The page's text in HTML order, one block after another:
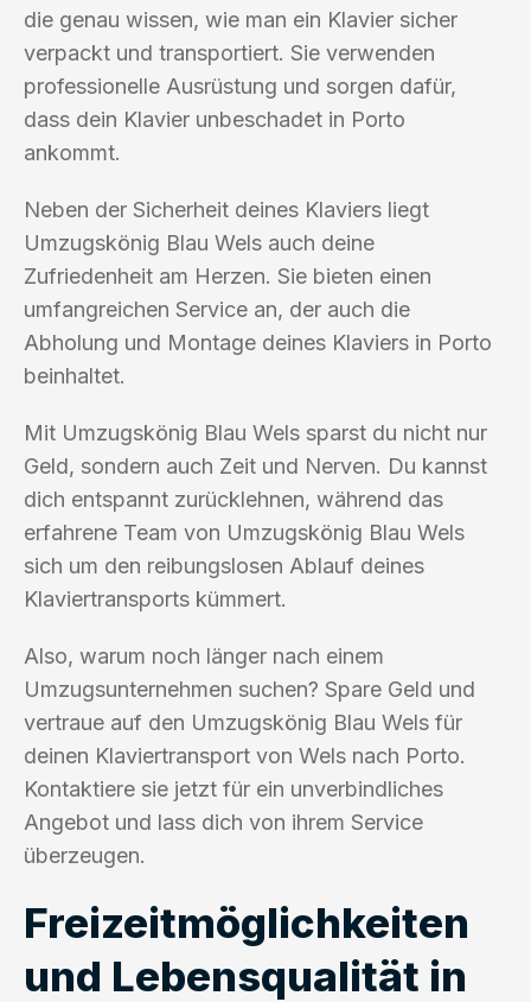
die genau wissen, wie man ein Klavier sicher
verpackt und transportiert. Sie verwenden
professionelle Ausrüstung und sorgen dafür,
dass dein Klavier unbeschadet in Porto
ankommt.
Neben der Sicherheit deines Klaviers liegt
Umzugskönig Blau Wels auch deine
Zufriedenheit am Herzen. Sie bieten einen
umfangreichen Service an, der auch die
Abholung und Montage deines Klaviers in Porto
beinhaltet.
Mit Umzugskönig Blau Wels sparst du nicht nur
Geld, sondern auch Zeit und Nerven. Du kannst
dich entspannt zurücklehnen, während das
erfahrene Team von Umzugskönig Blau Wels
sich um den reibungslosen Ablauf deines
Klaviertransports kümmert.
Also, warum noch länger nach einem
Umzugsunternehmen suchen? Spare Geld und
vertraue auf den Umzugskönig Blau Wels für
deinen Klaviertransport von Wels nach Porto.
Kontaktiere sie jetzt für ein unverbindliches
Angebot und lass dich von ihrem Service
überzeugen.
Freizeitmöglichkeiten
und Lebensqualität in